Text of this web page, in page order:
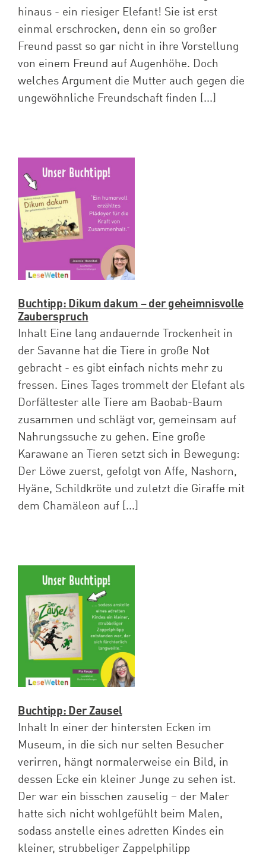
hinaus - ein riesiger Elefant! Sie ist erst
einmal erschrocken, denn ein so großer
Freund passt so gar nicht in ihre Vorstellung
von einem Freund auf Augenhöhe. Doch
welches Argument die Mutter auch gegen die
ungewöhnliche Freundschaft finden [...]
Buchtipp: Dikum dakum – der geheimnisvolle
Zauberspruch
Inhalt Eine lang andauernde Trockenheit in
der Savanne hat die Tiere in große Not
gebracht - es gibt einfach nichts mehr zu
fressen. Eines Tages trommelt der Elefant als
Dorfältester alle Tiere am Baobab-Baum
zusammen und schlägt vor, gemeinsam auf
Nahrungssuche zu gehen. Eine große
Karawane an Tieren setzt sich in Bewegung:
Der Löwe zuerst, gefolgt von Affe, Nashorn,
Hyäne, Schildkröte und zuletzt die Giraffe mit
dem Chamäleon auf [...]
Buchtipp: Der Zausel
Inhalt In einer der hintersten Ecken im
Museum, in die sich nur selten Besucher
verirren, hängt normalerweise ein Bild, in
dessen Ecke ein kleiner Junge zu sehen ist.
Der war ein bisschen zauselig – der Maler
hatte sich nicht wohlgefühlt beim Malen,
sodass anstelle eines adretten Kindes ein
kleiner, strubbeliger Zappelphilipp